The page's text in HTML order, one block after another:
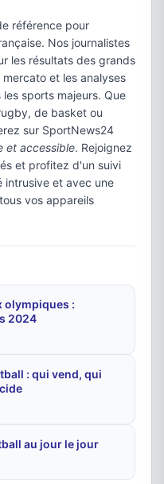
référence pour
Nos journalistes
les résultats des grands
et les analyses
sports majeurs. Que
de basket ou
sur SportNews24
et accessible. Rejoignez
et profitez d'un suivi
intrusive et avec une
vos appareils
olympiques :
2024
: qui vend, qui
au jour le jour